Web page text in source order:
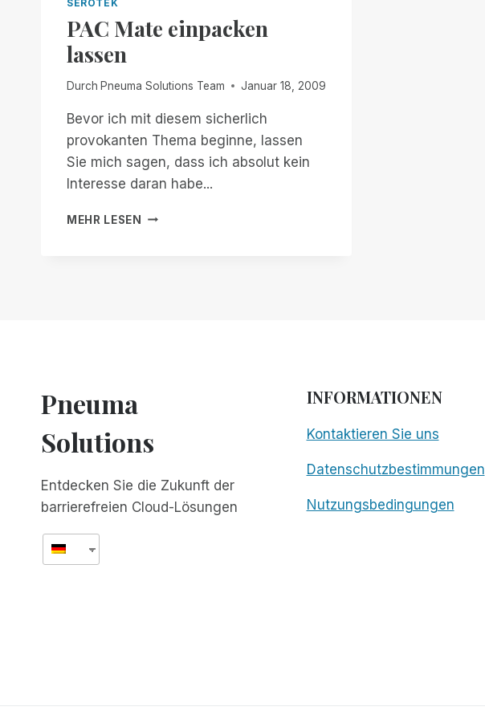
SEROTEK
PAC Mate einpacken
lassen
Durch Pneuma Solutions Team Januar 18, 2009
Bevor ich mit diesem sicherlich
provokanten Thema beginne, lassen
Sie mich sagen, dass ich absolut kein
Interesse daran habe...
MEHR LESEN PAC
Pneuma
Solutions
Entdecken Sie die Zukunft der
barrierefreien Cloud-Lösungen
INFORMATIONEN
Kontaktieren Sie uns
Datenschutzbestimmungen
Nutzungsbedingungen